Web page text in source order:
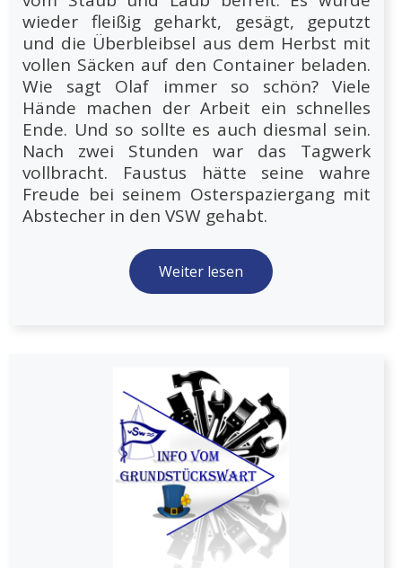
wieder fleißig geharkt, gesägt, geputzt
und die Überbleibsel aus dem Herbst mit
vollen Säcken auf den Container beladen.
Wie sagt Olaf immer so schön? Viele
Hände machen der Arbeit ein schnelles
Ende. Und so sollte es auch diesmal sein.
Nach zwei Stunden war das Tagwerk
vollbracht. Faustus hätte seine wahre
Freude bei seinem Osterspaziergang mit
Abstecher in den VSW gehabt.
Weiter lesen